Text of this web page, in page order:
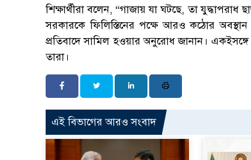
শিক্ষার্থীরা বলেন, “গাজায় যা ঘটছে, তা
সরকারকে ফিলিস্তিনের পক্ষে আরও কঠোর
প্রতিবাদে সামিল হওয়ার অনুরোধ জানান।
তারা।
এই বিভাগের আরও সংবাদ